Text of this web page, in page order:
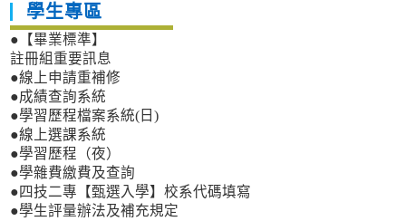
學生專區
●【畢業標準】
註冊組重要訊息
●線上申請重補修
●成績查詢系統
●學習歷程檔案系統(日)
●線上選課系統
●學習歷程（夜）
●學雜費繳費及查詢
●四技二專【甄選入學】校系代碼填寫
●學生評量辦法及補充規定